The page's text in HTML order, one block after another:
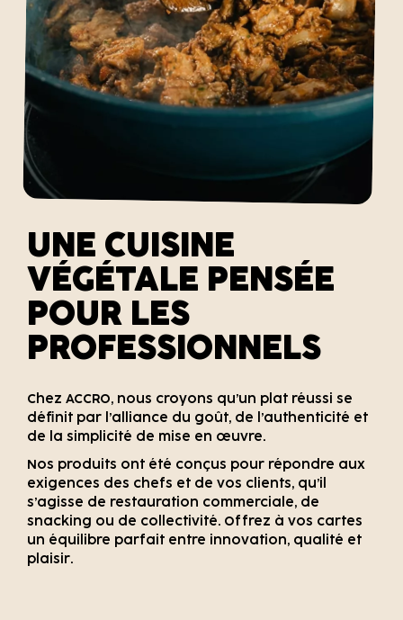
UNE CUISINE
VÉGÉTALE PENSÉE
POUR LES
PROFESSIONNELS
Chez ACCRO, nous croyons qu’un plat réussi se
définit par l’alliance du goût, de l’authenticité et
de la simplicité de mise en œuvre.
Nos produits ont été conçus pour répondre aux
exigences des chefs et de vos clients, qu’il
s’agisse de restauration commerciale, de
snacking ou de collectivité. Offrez à vos cartes
un équilibre parfait entre innovation, qualité et
plaisir.